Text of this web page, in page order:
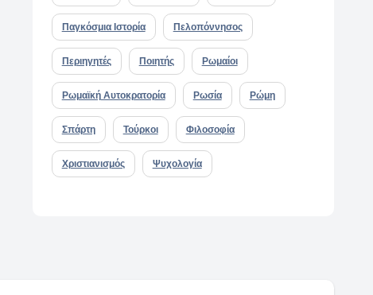
Παγκόσμια Ιστορία Πελοπόννησος
Περιηγητές Ποιητής Ρωμαίοι
Ρωμαϊκή Αυτοκρατορία Ρωσία Ρώμη
Σπάρτη Τούρκοι Φιλοσοφία
Χριστιανισμός Ψυχολογία